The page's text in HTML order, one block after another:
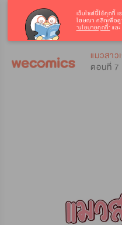
แมวสาว
ตอนที่
เว็บไซต์นี้ใช้คุกกี้ เ
โฆษณา คลิกเพื่อดู
‘นโยบายคุกกี้’ และ